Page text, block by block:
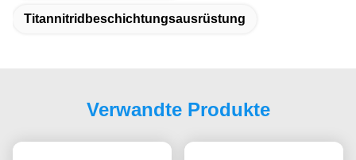
Titannitridbeschichtungsausrüstung
Verwandte Produkte